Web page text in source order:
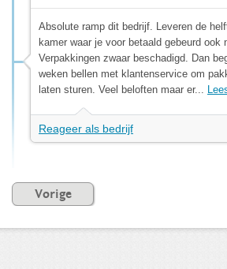
Absolute ramp dit bedrijf. Leveren de
kamer waar je voor betaald gebeurd ook
Verpakkingen zwaar beschadigd. Dan
weken bellen met klantenservice om
laten sturen. Veel beloften maar er...
Reageer als bedrijf
Vorige